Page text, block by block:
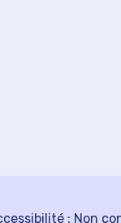
: Non